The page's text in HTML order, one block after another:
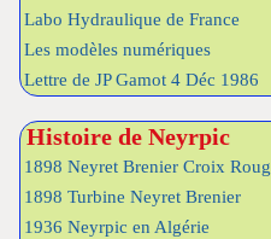
Labo Hydraulique de France
Les modèles numériques
Lettre de JP Gamot 4 Déc 1986
Histoire de Neyrpic
1898 Neyret Brenier Croix Roug
1898 Turbine Neyret Brenier
1936 Neyrpic en Algérie